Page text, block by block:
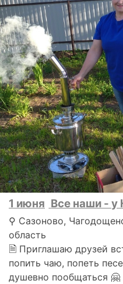
1 июня Все наши - у
⚲ Сазоново,
область
🗎 Приглашаю друзей
попить чаю, попеть
душевно пообщаться